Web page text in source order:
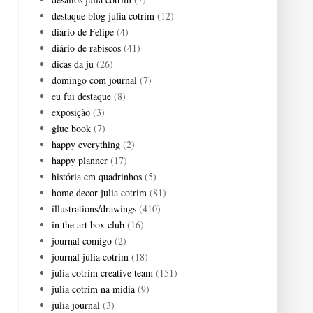
destaque blog julia cotrim (12)
diario de Felipe (4)
diário de rabiscos (41)
dicas da ju (26)
domingo com journal (7)
eu fui destaque (8)
exposição (3)
glue book (7)
happy everything (2)
happy planner (17)
história em quadrinhos (5)
home decor julia cotrim (81)
illustrations/drawings (410)
in the art box club (16)
journal comigo (2)
journal julia cotrim (18)
julia cotrim creative team (151)
julia cotrim na midia (9)
julia journal (3)